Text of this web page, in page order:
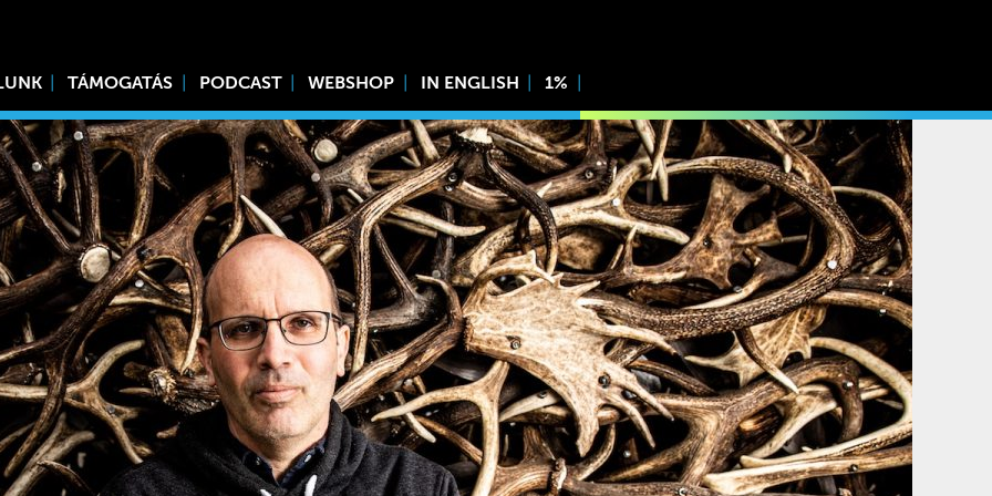
TÁMOGATÁS PODCAST WEBSHOP IN ENGLISH 1%